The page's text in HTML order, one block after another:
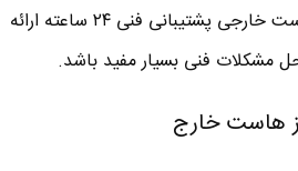
بسیاری از ارائه‌دهندگان هاست خارجی پشتیبانی فنی ۲۴ ساعته ارائه
مشکلات فنی بسیار مفید باشد.
هاست خارج